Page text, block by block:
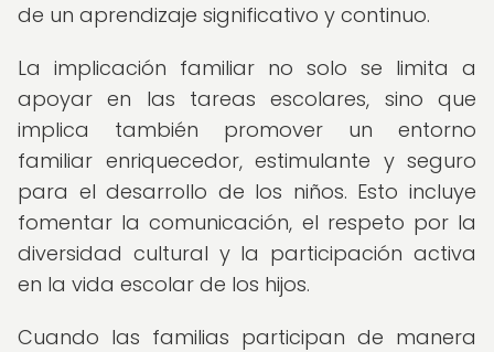
de un aprendizaje significativo y continuo.
La implicación familiar no solo se limita a
apoyar en las tareas escolares, sino que
implica también promover un entorno
familiar enriquecedor, estimulante y seguro
para el desarrollo de los niños. Esto incluye
fomentar la comunicación, el respeto por la
diversidad cultural y la participación activa
en la vida escolar de los hijos.
Cuando las familias participan de manera